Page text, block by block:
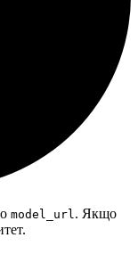
model_url. Якщо